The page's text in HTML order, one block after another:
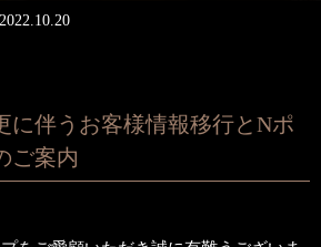
2022.10.20
に伴うお客様情報移行とNポ
ご案内